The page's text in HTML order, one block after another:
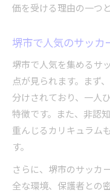
価を受ける理由の一つ
堺市で人気のサッカ
堺市で人気を集めるサ
点が見られます。まず
分けされており、一人
特徴です。また、非認
重んじるカリキュラム
す。
さらに、堺市のサッカ
全な環境、保護者との